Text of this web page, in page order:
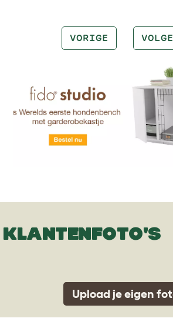
VORIGE
KLANTENFOTO'S
Upload je eigen